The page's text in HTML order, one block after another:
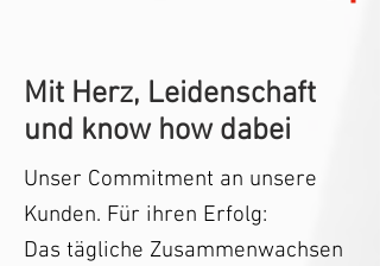
Mit Herz, Leidenschaft
und know how dabei
Unser Commitment an unsere
Kunden. Für ihren Erfolg:
Das tägliche Zusammenwachsen